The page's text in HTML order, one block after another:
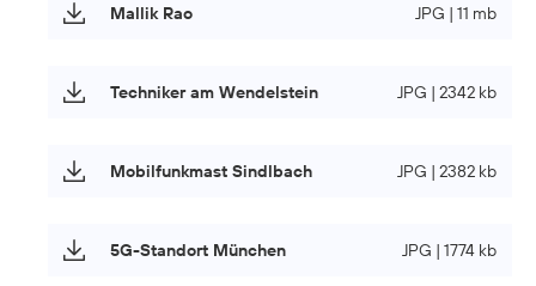
Mallik Rao JPG | 11 mb
Techniker am Wendelstein JPG | 2342 kb
Mobilfunkmast Sindlbach JPG | 2382 kb
5G-Standort München JPG | 1774 kb